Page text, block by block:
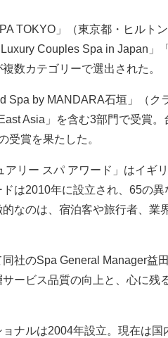
TOKYO」（東京都・ヒルト
Couples Spa in Japan」
数カテゴリーで選出された。
Spa by MANDARA石垣」（ク
Asia」を含む3部門で受賞
受賞を果たした。
リー スパ アワード」はイギ
は2010年に設立され、65の
なのは、宿泊客や旅行者、業
社のSpa General Manager益
ービス品質の向上と、心に残
ナルは2004年設立。現在は国